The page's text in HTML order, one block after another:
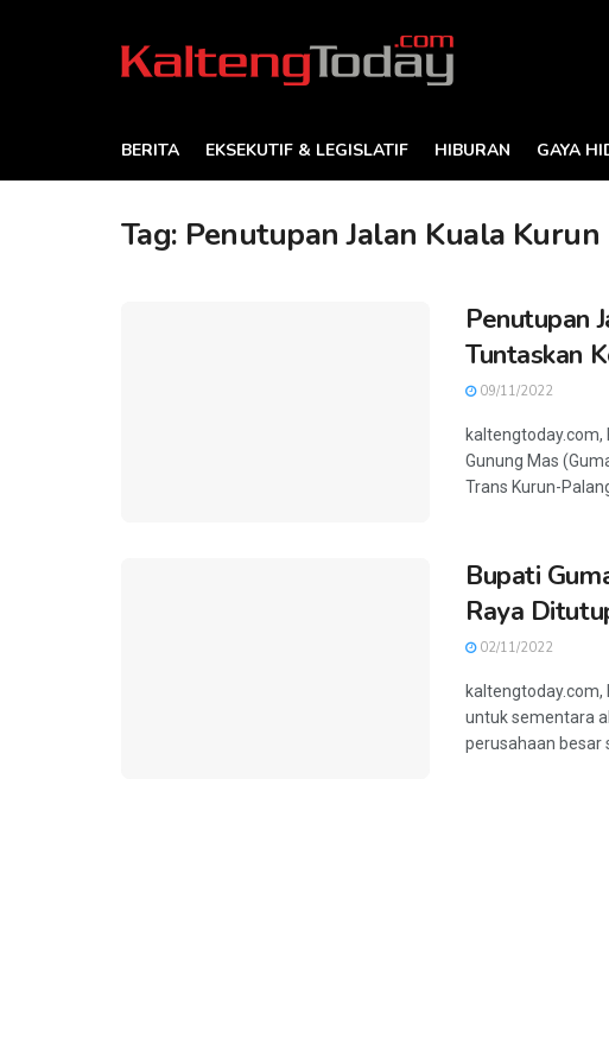
BERITA EKSEKUTIF & LEGISLATIF HIBURAN GAYA
Tag: Penutupan Jalan Kuala Kurun
Penutupan
Tuntaskan
09/11/2022
kaltengtoday.com,
Gunung Mas
Trans Kurun-
Bupati
Raya
02/11/2022
kaltengtoday.com,
untuk sementara
perusahaan besar